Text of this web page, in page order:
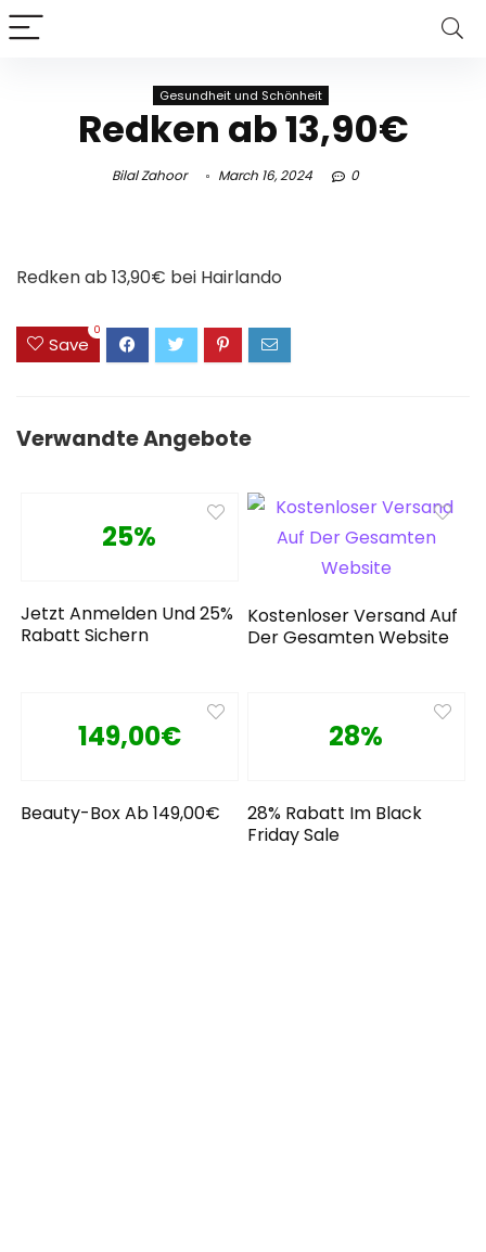
Gesundheit und Schönheit
Redken ab 13,90€
Bilal Zahoor March 16, 2024 0
Redken ab 13,90€ bei Hairlando
Save
0
Verwandte Angebote
25%
Jetzt Anmelden Und 25%
Rabatt Sichern
Kostenloser Versand Auf
Der Gesamten Website
149,00€
Beauty-Box Ab 149,00€
28%
28% Rabatt Im Black
Friday Sale